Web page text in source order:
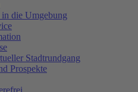
die Umgebung
Stadtrundgang
Prospekte